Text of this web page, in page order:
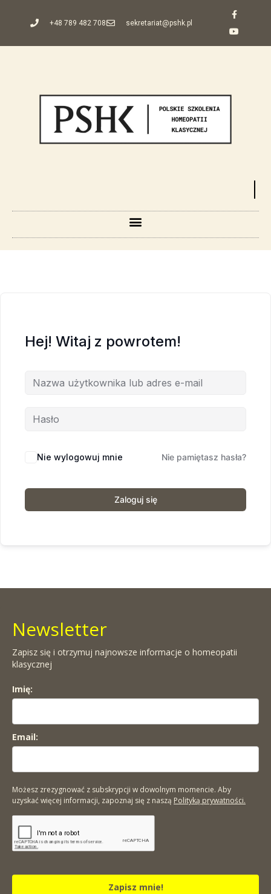
+48 789 482 708 sekretariat@pshk.pl
Hej! Witaj z powrotem!
Nie wylogowuj mnie Nie pamiętasz hasła?
Zaloguj się
Newsletter
Zapisz się i otrzymuj najnowsze informacje o homeopatii
klasycznej
Imię:
Email:
Możesz zrezygnować z subskrypcji w dowolnym momencie. Aby
uzyskać więcej informacji, zapoznaj się z naszą Polityką prywatności.
Zapisz mnie!